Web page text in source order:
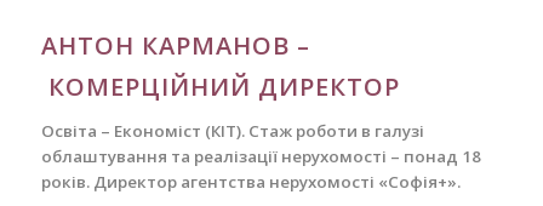
АНТОН КАРМАНОВ –
КОМЕРЦІЙНИЙ ДИРЕКТОР
Освіта – Економіст (КІТ). Стаж роботи в галузі
облаштування та реалізації нерухомості – понад 18
років. Директор агентства нерухомості «Софія+».